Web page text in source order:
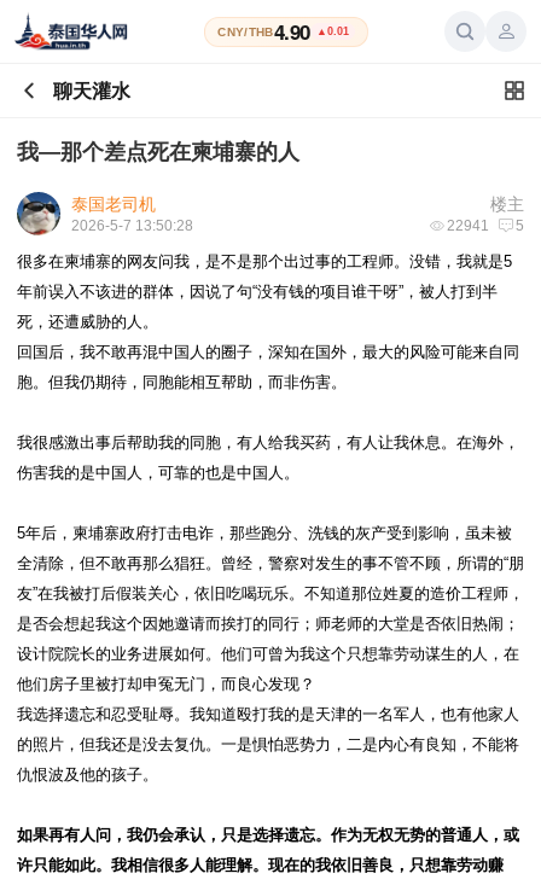
CNY/THB4.90 ▲0.01
聊天灌水
我—那个差点死在柬埔寨的人
楼主
泰国老司机
22941 5
2026-5-7 13:50:28
很多在柬埔寨的网友问我，是不是那个出过事的工程师。没错，我就是5
年前误入不该进的群体，因说了句“没有钱的项目谁干呀”，被人打到半
死，还遭威胁的人。
回国后，我不敢再混中国人的圈子，深知在国外，最大的风险可能来自同
胞。但我仍期待，同胞能相互帮助，而非伤害。
我很感激出事后帮助我的同胞，有人给我买药，有人让我休息。在海外，
伤害我的是中国人，可靠的也是中国人。
5年后，柬埔寨政府打击电诈，那些跑分、洗钱的灰产受到影响，虽未被
全清除，但不敢再那么猖狂。曾经，警察对发生的事不管不顾，所谓的“朋
友”在我被打后假装关心，依旧吃喝玩乐。不知道那位姓夏的造价工程师，
是否会想起我这个因她邀请而挨打的同行；师老师的大堂是否依旧热闹；
设计院院长的业务进展如何。他们可曾为我这个只想靠劳动谋生的人，在
他们房子里被打却申冤无门，而良心发现？
我选择遗忘和忍受耻辱。我知道殴打我的是天津的一名军人，也有他家人
的照片，但我还是没去复仇。一是惧怕恶势力，二是内心有良知，不能将
仇恨波及他的孩子。
如果再有人问，我仍会承认，只是选择遗忘。作为无权无势的普通人，或
许只能如此。我相信很多人能理解。现在的我依旧善良，只想靠劳动赚